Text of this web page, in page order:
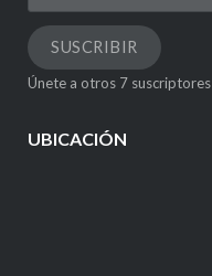
de
correo
electrónico
SUSCRIBIR
Únete a otros 7 suscriptores
UBICACIÓN